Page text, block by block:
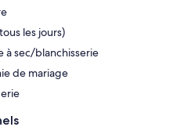
les jours)
à sec/blanchisserie
de mariage